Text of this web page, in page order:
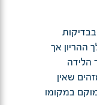
ההריון אך
הלידה
שאין
במקומו